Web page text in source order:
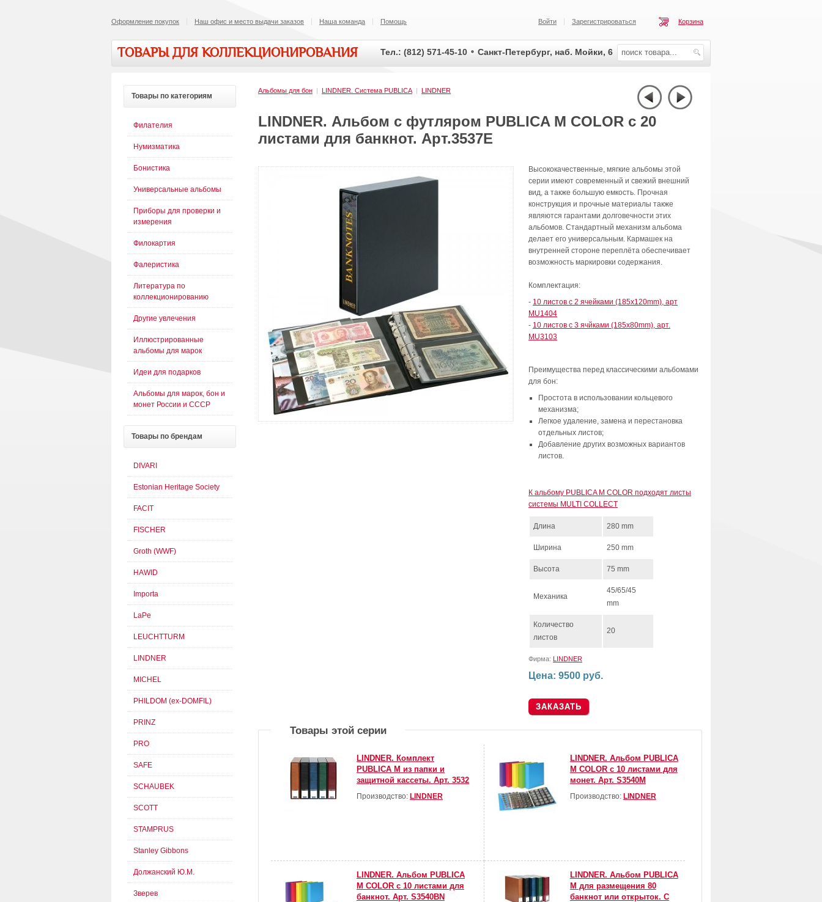
Оформление покупок Наш офис и место выдачи заказов Наша команда Помощь Корзина
Зарегистрироваться
Войти
ТОВАРЫ ДЛЯ КОЛЛЕКЦИОНИРОВАНИЯ Тел.: (812) 571-45-10 Санкт-Петербург, наб. Мойки, 6
Альбомы для бон | LINDNER. Система PUBLICA | LINDNER
LINDNER. Альбом с футляром PUBLICA M COLOR с 20
листами для банкнот. Арт.3537E
Высококачественные, мягкие альбомы этой
серии имеют современный и свежий внешний
вид, а также большую емкость. Прочная
конструкция и прочные материалы также
являются гарантами долговечности этих
альбомов. Стандартный механизм альбома
делает его универсальным. Кармашек на
внутренней стороне переплёта обеспечивает
возможность маркировки содержания.
Комплектация:
- 10 листов с 2 ячейками (185x120mm), арт
MU1404
- 10 листов с 3 ячйками (185x80mm), арт.
MU3103
Преимущества перед классическими альбомами
для бон:
Простота в использовании кольцевого
механизма;
Легкое удаление, замена и перестановка
отдельных листов;
Добавление других возможных вариантов
листов.
К альбому PUBLICA M COLOR подходят листы
системы MULTI COLLECT
Длина 280 mm
Ширина 250 mm
Высота 75 mm
Механика
45/65/45
mm
Количество
листов
20
Фирма: LINDNER
Цена: 9500 руб.
Товары этой серии
LINDNER. Комплект
PUBLICA M из папки и
защитной кассеты. Арт. 3532
Производство: LINDNER
LINDNER. Альбом PUBLICA
M COLOR с 10 листами для
монет. Арт. S3540M
Производство: LINDNER
LINDNER. Альбом PUBLICA
M COLOR с 10 листами для
банкнот. Арт. S3540BN
LINDNER. Альбом PUBLICA
M для размещения 80
банкнот или открыток. С
Товары по категориям
Филателия
Нумизматика
Бонистика
Универсальные альбомы
Приборы для проверки и
измерения
Филокартия
Фалеристика
Литература по
коллекционированию
Другие увлечения
Иллюстрированные
альбомы для марок
Идеи для подарков
Альбомы для марок, бон и
монет России и СССР
Товары по брендам
DIVARI
Estonian Heritage Society
FACIT
FISCHER
Groth (WWF)
HAWID
Importa
LaPe
LEUCHTTURM
LINDNER
MICHEL
PHILDOM (ex-DOMFIL)
PRINZ
PRO
SAFE
SCHAUBEK
SCOTT
STAMPRUS
Stanley Gibbons
Должанский Ю.М.
Зверев